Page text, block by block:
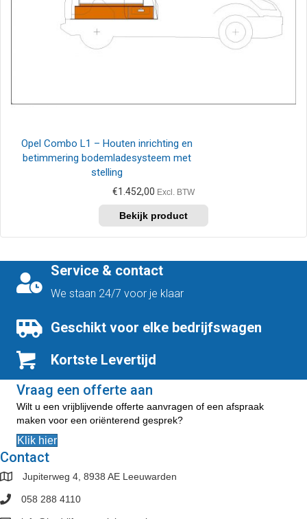
Opel Combo L1 – Houten inrichting en
betimmering bodemladesysteem met
stelling
€1.452,00 Excl. BTW
Service & contact
We staan 24/7 voor je klaar
Geschikt voor elke bedrijfswagen
Kortste Levertijd
Vraag een offerte aan
Wilt u een vrijblijvende offerte aanvragen of een afspraak
maken voor een oriënterend gesprek?
Klik hier
Contact
Jupiterweg 4, 8938 AE Leeuwarden
058 288 4110